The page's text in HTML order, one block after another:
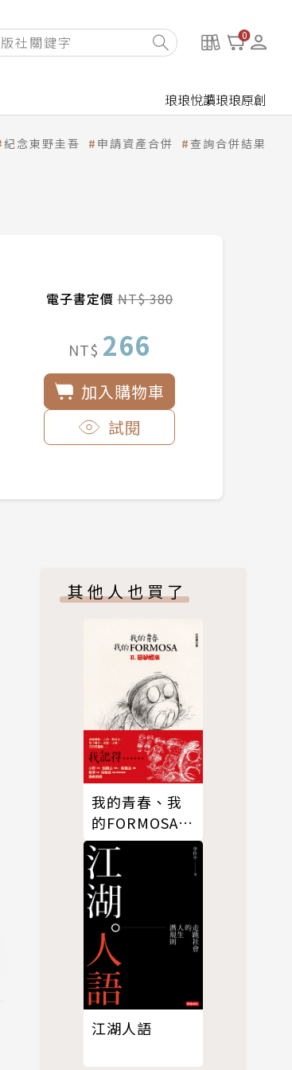
0
琅琅悅讀琅琅原創
紀念東野圭吾 申請資產合併 查詢合併結果
電子書定價NT$ 380
NT$ 266
加入購物車
試閱
其他人也買了
我的青春、我
的FORMOSA.
II, 惡夢醒來
江湖人語